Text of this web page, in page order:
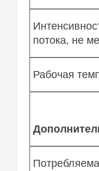
потока, не
Рабочая